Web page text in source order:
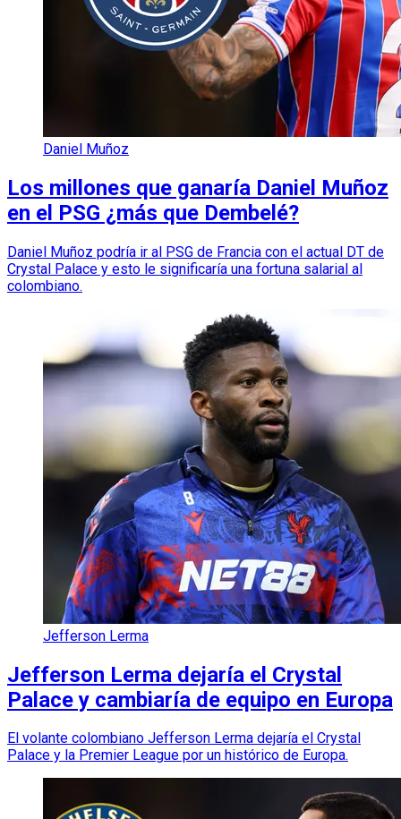
Daniel Muñoz
Los millones que ganaría Daniel Muñoz
en el PSG ¿más que Dembelé?
Daniel Muñoz podría ir al PSG de Francia con el actual DT de
Crystal Palace y esto le significaría una fortuna salarial al
colombiano.
Jefferson Lerma
Jefferson Lerma dejaría el Crystal
Palace y cambiaría de equipo en Europa
El volante colombiano Jefferson Lerma dejaría el Crystal
Palace y la Premier League por un histórico de Europa.